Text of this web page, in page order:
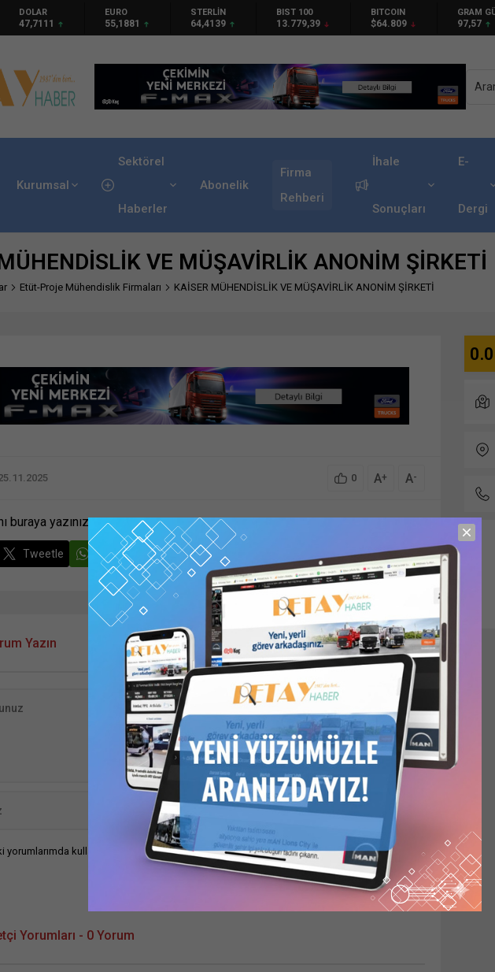
55,1881
STERLİN
64,4139
BIST 100
13.779,39
BITCOIN
$64.809
GRAM GÜMÜŞ
Kurumsal
Sektörel
Haberler
Abonelik
Firma
Rehberi
İhale
Sonuçları
E-
Dergi
VE MÜŞAVİRLİK ANONİM ŞİRKETİ
Etüt-Proje Mühendislik Firmaları KAİSER MÜHENDİSLİK VE MÜŞAVİRLİK ANONİM ŞİRKETİ
0 A+ A-
buraya yazınız
Tweetle Gönder
Yazın
yorumlarımda kullanılması için adım, e-posta adresim ve site adresim bu tarayıcıya
Yorumları - 0 Yorum
0.0